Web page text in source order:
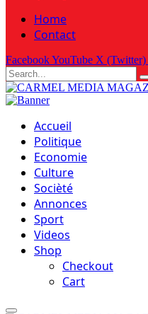
Home
Contact
FacebookYouTube X (Twitter)
Accueil
Politique
Economie
Culture
Socièté
Annonces
Sport
Videos
Shop
Checkout
Cart